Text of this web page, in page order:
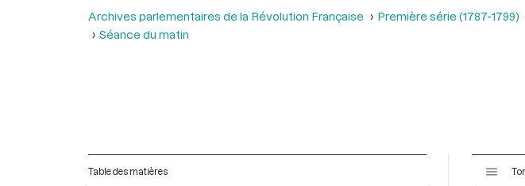
Archives parlementaires de la Révolution Française Première série (1787-1799)
Séance du matin
Table des matières